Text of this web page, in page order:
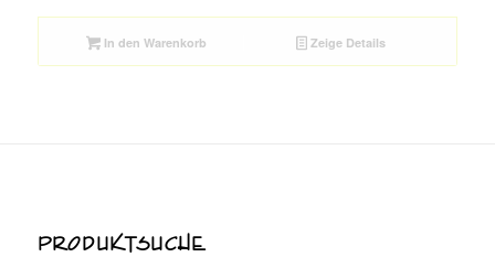
In den Warenkorb Zeige Details
PRODUKTSUCHE